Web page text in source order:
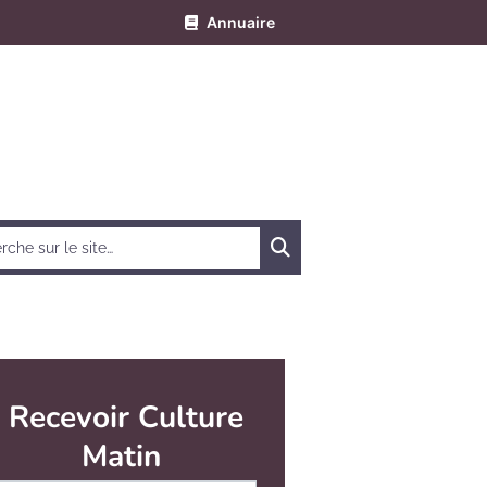
Annuaire
Recevoir Culture
Matin